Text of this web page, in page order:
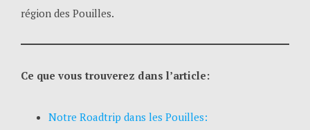
région des Pouilles.
Ce que vous trouverez dans l’article:
Notre Roadtrip dans les Pouilles: